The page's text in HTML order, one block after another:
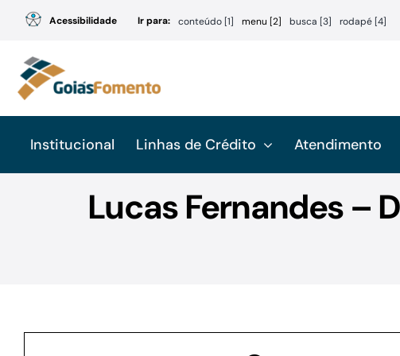
conteúdo
Acessibilidade Ir para: conteúdo [1] menu [2] busca [3] rodapé [4]
Institucional Linhas de Crédito Atendimento
Lucas Fernandes –